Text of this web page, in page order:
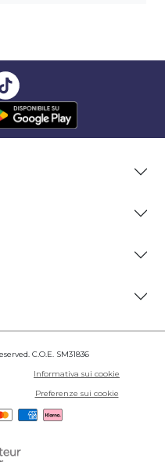
C.O.E. SM31836
Informativa sui cookie
Preferenze sui cookie